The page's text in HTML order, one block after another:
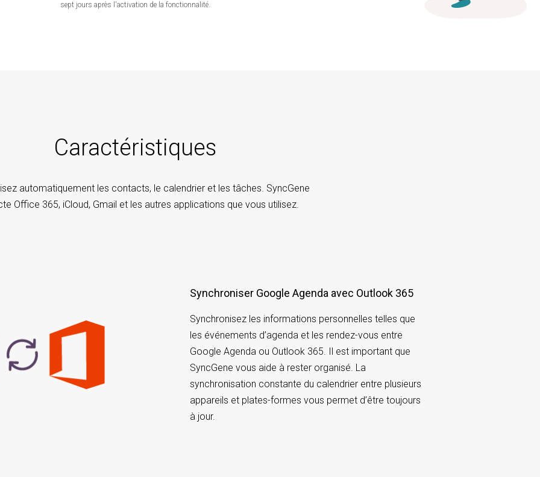
sept jours après l'activation de la fonctionnalité.
Caractéristiques
automatiquement les contacts, le calendrier et les tâches. SyncGene
Office 365, iCloud, Gmail et les autres applications que vous utilisez.
Synchroniser Google Agenda avec Outlook 365
Synchronisez les informations personnelles telles que
les événements d’agenda et les rendez-vous entre
Google Agenda ou Outlook 365. Il est important que
SyncGene vous aide à rester organisé. La
synchronisation constante du calendrier entre plusieurs
appareils et plates-formes vous permet d’être toujours
à jour.